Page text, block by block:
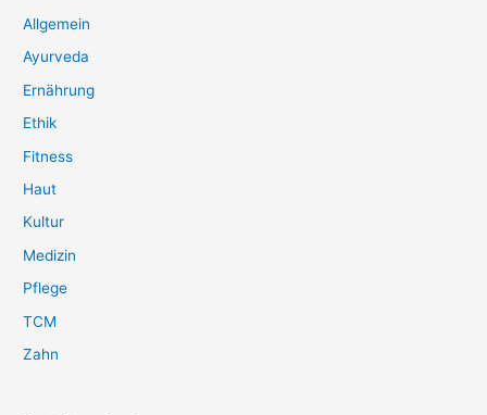
Allgemein
Ayurveda
Ernährung
Ethik
Fitness
Haut
Kultur
Medizin
Pflege
TCM
Zahn